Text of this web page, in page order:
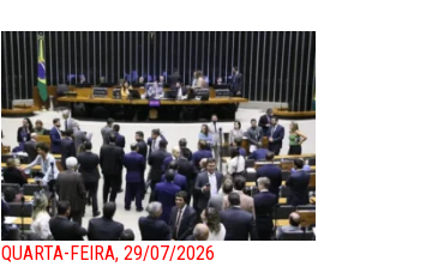
QUARTA-FEIRA, 29/07/2026